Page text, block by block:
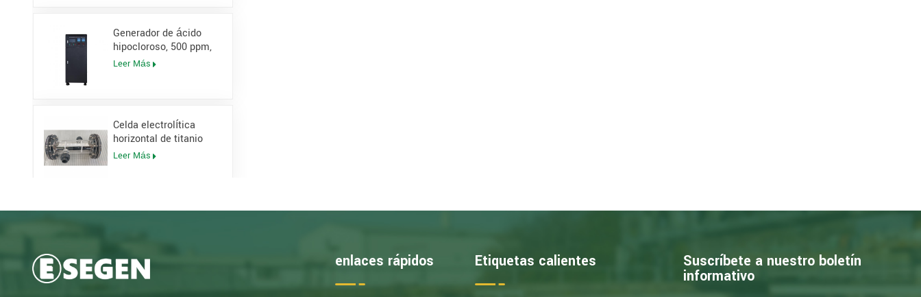
Generador de ácido
hipocloroso, 500 ppm,
pH 5-6,5, vida útil de 1
Leer Más
Celda electrolítica
horizontal de titanio
con recubrimiento DSA
Leer Más
canal abierto
enlaces rápidos Etiquetas calientes Suscríbete a nuestro boletín
informativo